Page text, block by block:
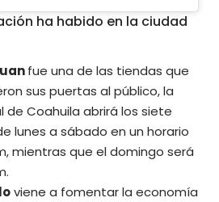
ha habido en la ciudad
fue una de las tiendas que
sus puertas al público, la
de Coahuila abrirá los siete
lunes a sábado en un horario
mientras que el domingo será
viene a fomentar la economía